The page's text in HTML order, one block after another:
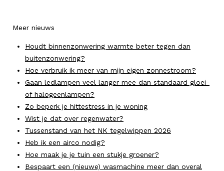
Meer nieuws
Houdt binnenzonwering warmte beter tegen dan
buitenzonwering?
Hoe verbruik ik meer van mijn eigen zonnestroom?
Gaan ledlampen veel langer mee dan standaard gloei-
of halogeenlampen?
Zo beperk je hittestress in je woning
Wist je dat over regenwater?
Tussenstand van het NK tegelwippen 2026
Heb ik een airco nodig?
Hoe maak je je tuin een stukje groener?
Bespaart een (nieuwe) wasmachine meer dan overal